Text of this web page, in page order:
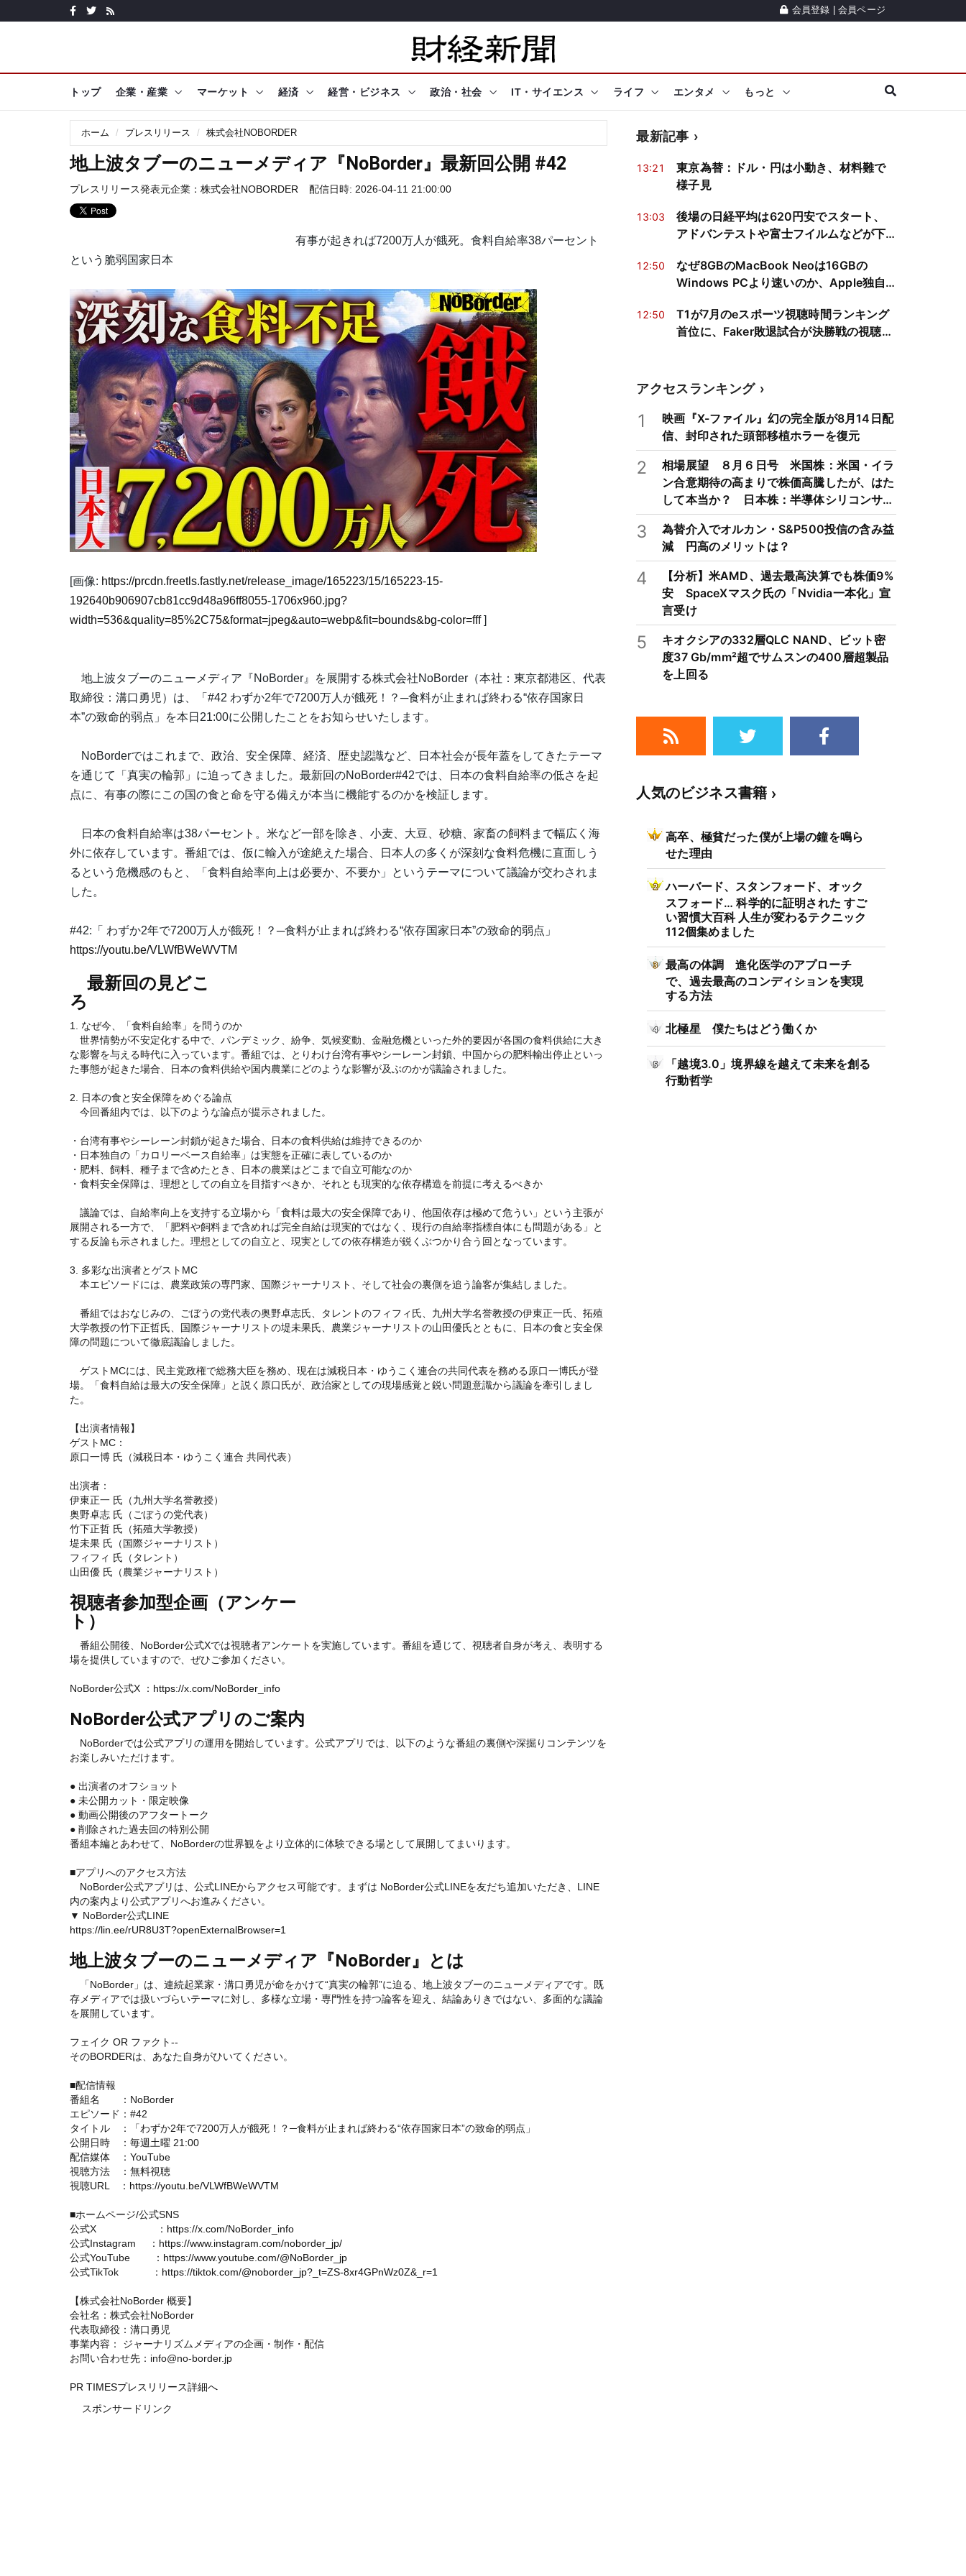
会員登録 会員ページ
トップ 企業・産業 マーケット 経済 経営・ビジネス 政治・社会 IT・サイエンス ライフ エンタメ もっと
ホーム プレスリリース 株式会社NOBORDER
地上波タブーのニューメディア『NoBorder』最新回公開 #42
プレスリリース発表元企業： 株式会社NOBORDER 配信日時: 2026-04-11 21:00:00
有事が起きれば7200万人が餓死。食料自給率38パーセント
という脆弱国家日本
[画像: https://prcdn.freetls.fastly.net/release_image/165223/15/165223-15-
192640b906907cb81cc9d48a96ff8055-1706x960.jpg?
width=536&quality=85%2C75&format=jpeg&auto=webp&fit=bounds&bg-color=fff]
地上波タブーのニューメディア『NoBorder』を展開する株式会社NoBorder（本社：東京都港区、代表
取締役：溝口勇児）は、「#42 わずか2年で7200万人が餓死！？─食料が止まれば終わる“依存国家日
本”の致命的弱点」を本日21:00に公開したことをお知らせいたします。
NoBorderではこれまで、政治、安全保障、経済、歴史認識など、日本社会が長年蓋をしてきたテーマ
を通じて「真実の輪郭」に迫ってきました。最新回のNoBorder#42では、日本の食料自給率の低さを起
点に、有事の際にこの国の食と命を守る備えが本当に機能するのかを検証します。
日本の食料自給率は38パーセント。米など一部を除き、小麦、大豆、砂糖、家畜の飼料まで幅広く海
外に依存しています。番組では、仮に輸入が途絶えた場合、日本人の多くが深刻な食料危機に直面しう
るという危機感のもと、「食料自給率向上は必要か、不要か」というテーマについて議論が交わされま
した。
#42:「 わずか2年で7200万人が餓死！？─食料が止まれば終わる“依存国家日本”の致命的弱点」
https://youtu.be/VLWfBWeWVTM
最新回の見どこ
ろ
1. なぜ今、「食料自給率」を問うのか
世界情勢が不安定化する中で、パンデミック、紛争、気候変動、金融危機といった外的要因が各国の食料供給に大き
な影響を与える時代に入っています。番組では、とりわけ台湾有事やシーレーン封鎖、中国からの肥料輸出停止といっ
た事態が起きた場合、日本の食料供給や国内農業にどのような影響が及ぶのかが議論されました。
2. 日本の食と安全保障をめぐる論点
今回番組内では、以下のような論点が提示されました。
・台湾有事やシーレーン封鎖が起きた場合、日本の食料供給は維持できるのか
・日本独自の「カロリーベース自給率」は実態を正確に表しているのか
・肥料、飼料、種子まで含めたとき、日本の農業はどこまで自立可能なのか
・食料安全保障は、理想としての自立を目指すべきか、それとも現実的な依存構造を前提に考えるべきか
議論では、自給率向上を支持する立場から「食料は最大の安全保障であり、他国依存は極めて危うい」という主張が
展開される一方で、「肥料や飼料まで含めれば完全自給は現実的ではなく、現行の自給率指標自体にも問題がある」と
する反論も示されました。理想としての自立と、現実としての依存構造が鋭くぶつかり合う回となっています。
3. 多彩な出演者とゲストMC
本エピソードには、農業政策の専門家、国際ジャーナリスト、そして社会の裏側を追う論客が集結しました。
番組ではおなじみの、ごぼうの党代表の奥野卓志氏、タレントのフィフィ氏、九州大学名誉教授の伊東正一氏、拓殖
大学教授の竹下正哲氏、国際ジャーナリストの堤未果氏、農業ジャーナリストの山田優氏とともに、日本の食と安全保
障の問題について徹底議論しました。
ゲストMCには、民主党政権で総務大臣を務め、現在は減税日本・ゆうこく連合の共同代表を務める原口一博氏が登
場。「食料自給は最大の安全保障」と説く原口氏が、政治家としての現場感覚と鋭い問題意識から議論を牽引しまし
た。
【出演者情報】
ゲストMC：
原口一博 氏（減税日本・ゆうこく連合 共同代表）
出演者：
伊東正一 氏（九州大学名誉教授）
奥野卓志 氏（ごぼうの党代表）
竹下正哲 氏（拓殖大学教授）
堤未果 氏（国際ジャーナリスト）
フィフィ 氏（タレント）
山田優 氏（農業ジャーナリスト）
視聴者参加型企画（アンケー
ト）
番組公開後、NoBorder公式Xでは視聴者アンケートを実施しています。番組を通じて、視聴者自身が考え、表明する
場を提供していますので、ぜひご参加ください。
NoBorder公式X ： https://x.com/NoBorder_info
NoBorder公式アプリのご案内
NoBorderでは公式アプリの運用を開始しています。公式アプリでは、以下のような番組の裏側や深掘りコンテンツを
お楽しみいただけます。
● 出演者のオフショット
● 未公開カット・限定映像
● 動画公開後のアフタートーク
● 削除された過去回の特別公開
番組本編とあわせて、NoBorderの世界観をより立体的に体験できる場として展開してまいります。
■アプリへのアクセス方法
NoBorder公式アプリは、公式LINEからアクセス可能です。まずは NoBorder公式LINEを友だち追加いただき、LINE
内の案内より公式アプリへお進みください。
▼ NoBorder公式LINE
https://lin.ee/rUR8U3T?openExternalBrowser=1
地上波タブーのニューメディア『NoBorder』とは
「NoBorder」は、連続起業家・溝口勇児が命をかけて“真実の輪郭”に迫る、地上波タブーのニューメディアです。既
存メディアでは扱いづらいテーマに対し、多様な立場・専門性を持つ論客を迎え、結論ありきではない、多面的な議論
を展開しています。
フェイク OR ファクト--
そのBORDERは、あなた自身がひいてください。
■配信情報
番組名 ：NoBorder
エピソード：#42
タイトル ：「わずか2年で7200万人が餓死！？─食料が止まれば終わる“依存国家日本”の致命的弱点」
公開日時 ：毎週土曜 21:00
配信媒体 ：YouTube
視聴方法 ：無料視聴
視聴URL ： https://youtu.be/VLWfBWeWVTM
■ホームページ/公式SNS
公式X ： https://x.com/NoBorder_info
公式Instagram ： https://www.instagram.com/noborder_jp/
公式YouTube ： https://www.youtube.com/@NoBorder_jp
公式TikTok ： https://tiktok.com/@noborder_jp?_t=ZS-8xr4GPnWz0Z&_r=1
【株式会社NoBorder 概要】
会社名：株式会社NoBorder
代表取締役：溝口勇児
事業内容： ジャーナリズムメディアの企画・制作・配信
お問い合わせ先：info@no-border.jp
PR TIMESプレスリリース詳細へ
スポンサードリンク
最新記事
13:21
東京為替：ドル・円は小動き、材料難で
様子見
13:03
後場の日経平均は620円安でスタート、
アドバンテストや富士フイルムなどが下
12:50
なぜ8GBのMacBook Neoは16GBの
Windows PCより速いのか、Apple独自
12:50
T1が7月のeスポーツ視聴時間ランキング
首位に、Faker敗退試合が決勝戦の視聴者
アクセスランキング
1
映画『X-ファイル』幻の完全版が8月14日配
信、封印された頭部移植ホラーを復元
2
相場展望 ８月６日号 米国株：米国・イラ
ン合意期待の高まりで株価高騰したが、はた
して本当か？ 日本株：半導体シリコンサイ
クルは3～4年周期で好・不況を繰り返すた
め注意
3
為替介入でオルカン・S&P500投信の含み益
減 円高のメリットは？
4
【分析】米AMD、過去最高決算でも株価9%
安 SpaceXマスク氏の「Nvidia一本化」宣
言受け
5
キオクシアの332層QLC NAND、ビット密
度37 Gb/mm²超でサムスンの400層超製品
を上回る
人気のビジネス書籍
高卒、極貧だった僕が上場の鐘を鳴ら
せた理由
ハーバード、スタンフォード、オック
スフォード… 科学的に証明された すご
い習慣大百科 人生が変わるテクニック
112個集めました
最高の体調 進化医学のアプローチ
で、過去最高のコンディションを実現
する方法
北極星 僕たちはどう働くか
「越境3.0」境界線を越えて未来を創る
行動哲学